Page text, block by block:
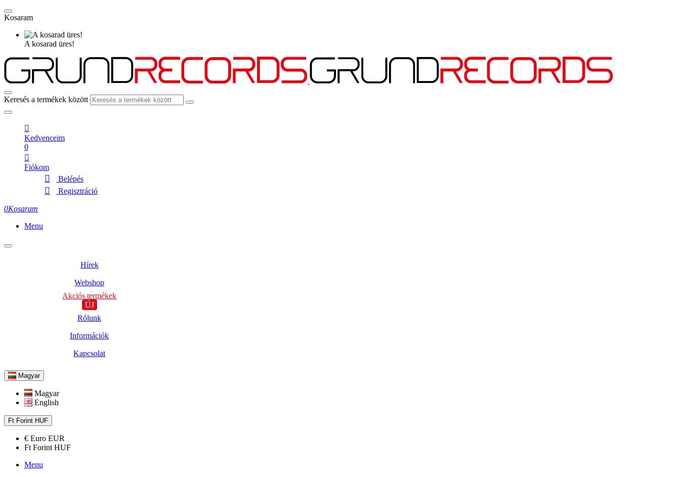
Kosaram
A kosarad üres!
Keresés a termékek között
Kedvenceim
0
Fiókom
Belépés
Regisztráció
0Kosaram
Menu
Hírek
Webshop
Akciós termékek
ÚJ
Rólunk
Információk
Kapcsolat
Magyar
Magyar
English
Ft Forint HUF
€ Euro EUR
Ft Forint HUF
Menu